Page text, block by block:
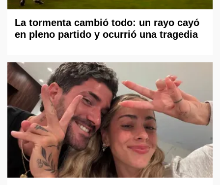
La tormenta cambió todo: un rayo cayó
en pleno partido y ocurrió una tragedia